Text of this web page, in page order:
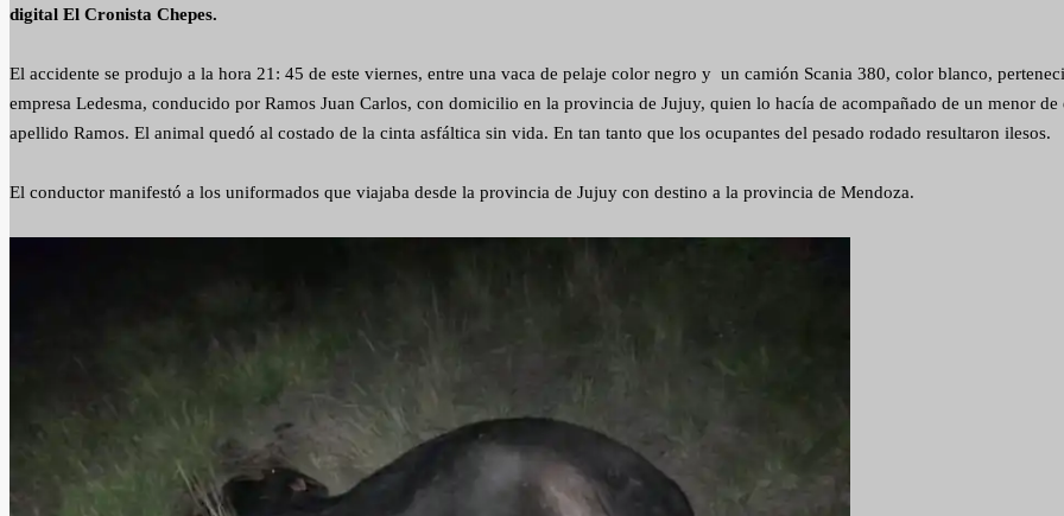
digital El Cronista Chepes.
El accidente se produjo a la hora 21: 45 de este viernes, entre una vaca de pelaje color negro y un camión Scania 380, color blanco,
empresa Ledesma, conducido por Ramos Juan Carlos, con domicilio en la provincia de Jujuy, quien lo hacía de acompañado de un menor de
apellido Ramos. El animal quedó al costado de la cinta asfáltica sin vida. En tan tanto que los ocupantes del pesado rodado resultaron ilesos.
El conductor manifestó a los uniformados que viajaba desde la provincia de Jujuy con destino a la provincia de Mendoza.